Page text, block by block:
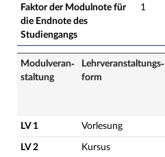
Faktor der Modulnote für
die Endnote des
Studiengangs
1
Modulveran­
staltung
Lehrveranstaltungs­
form
LV 1 Vorlesung
LV 2 Kursus